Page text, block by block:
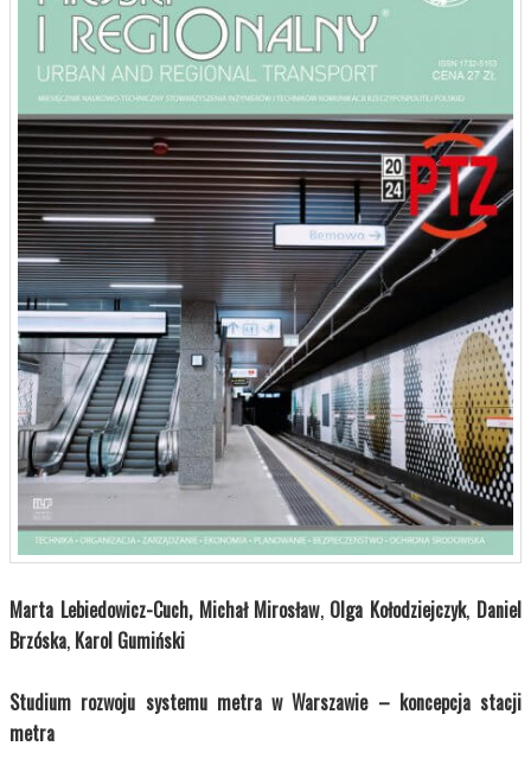
Marta Lebiedowicz-Cuch, Michał Mirosław,Olga Kołodziejczyk, Daniel
Brzóska, Karol Gumiński
Studium rozwoju systemu metra w Warszawie – koncepcja stacji
metra